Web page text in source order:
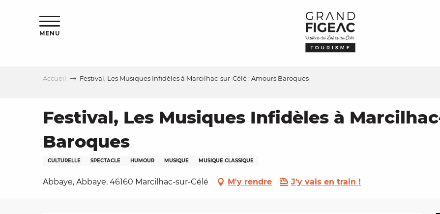
MENU
Accueil Festival, Les Musiques Infidèles à Marcilhac-sur-Célé : Amours Baroques
Festival, Les Musiques Infidèles à
Baroques
CULTURELLE SPECTACLE HUMOUR MUSIQUE MUSIQUE CLASSIQUE
Abbaye, Abbaye, 46160 Marcilhac-sur-Célé M'y rendre J'y vais en train !